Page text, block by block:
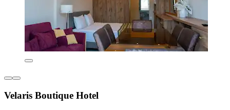
Velaris Boutique Hotel